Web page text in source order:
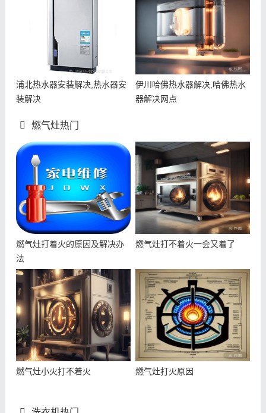
浦北热水器安装解决,热水器安
装解决
伊川哈佛热水器解决,哈佛热水
器解决网点
燃气灶热门
燃气灶打着火的原因及解决办
法
燃气灶打不着火一会又着了
燃气灶小火打不着火 燃气灶打火原因